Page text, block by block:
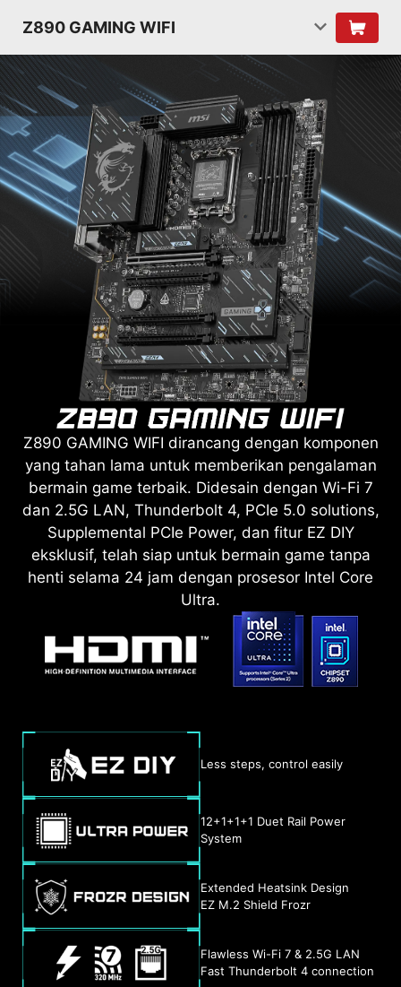
Z890 GAMING WIFI
Z890 GAMING WIFI dirancang dengan komponen
yang tahan lama untuk memberikan pengalaman
bermain game terbaik. Didesain dengan Wi-Fi 7
dan 2.5G LAN, Thunderbolt 4, PCIe 5.0 solutions,
Supplemental PCIe Power, dan fitur EZ DIY
eksklusif, telah siap untuk bermain game tanpa
henti selama 24 jam dengan prosesor Intel Core
Ultra.
Less steps, control easily
12+1+1+1 Duet Rail Power
System
Extended Heatsink Design
EZ M.2 Shield Frozr
Flawless Wi-Fi 7 & 2.5G LAN
Fast Thunderbolt 4 connection